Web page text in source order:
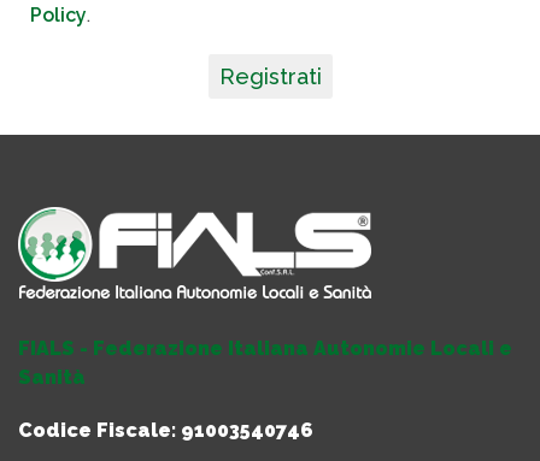
Policy.
Registrati
FIALS - Federazione Italiana Autonomie Locali e
Sanità
Codice Fiscale: 91003540746